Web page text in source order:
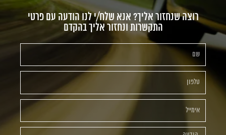
רוצה שנחזור אליך? אנא שלח/י לנו הודעה עם פרטי
התקשרות ונחזור אליך בהקדם